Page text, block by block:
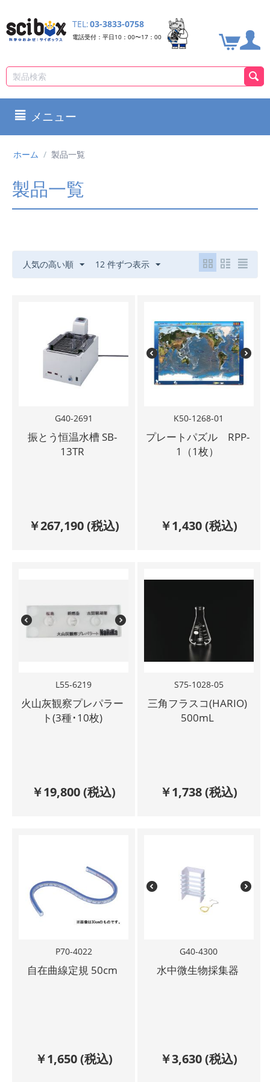
TEL:03-3833-0758
電話受付：平日10：00〜17：00
メニュー
ホーム / 製品一覧
製品一覧
人気の高い順 12 件ずつ表示
G40-2691
振とう恒温水槽 SB-
13TR
￥267,190(税込)
K50-1268-01
プレートパズル RPP-
1（1枚）
￥1,430(税込)
L55-6219
火山灰観察プレパラー
ト(3種･10枚)
￥19,800(税込)
S75-1028-05
三角フラスコ(HARIO)
500mL
￥1,738(税込)
P70-4022
自在曲線定規 50cm
￥1,650(税込)
G40-4300
水中微生物採集器
￥3,630(税込)